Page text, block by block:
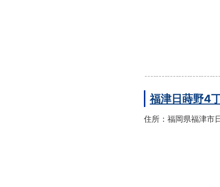
福津日蒔野4
住所：福岡県福津市